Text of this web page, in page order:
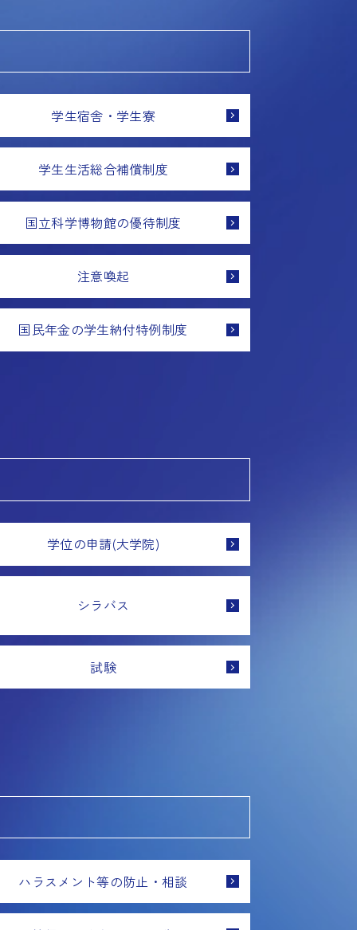
学生宿舎・学生寮
学生生活総合補償制度
国立科学博物館の優待制度
注意喚起
国民年金の学生納付特例制度
学位の申請(大学院)
シラバス
試験
ハラスメント等の防止・相談